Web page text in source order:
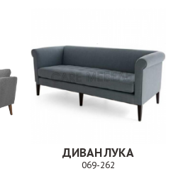
ДИВАН ЛУКА
069-262